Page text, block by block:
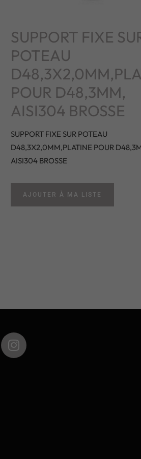
SUPPORT FIXE
POTEAU
POUR D48,3MM,
AISI304 BROSSE
SUPPORT FIXE SUR POTEAU
D48,3X2,0MM,PLATINE POUR
AISI304 BROSSE
AJOUTER À MA LISTE